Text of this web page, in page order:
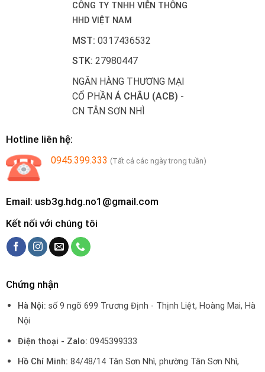
CÔNG TY TNHH VIỄN THÔNG
HHD VIỆT NAM
MST: 0317436532
STK: 27980447
NGÂN HÀNG THƯƠNG MẠI
CỔ PHẦN Á CHÂU (ACB) -
CN TÂN SƠN NHÌ
Hotline liên hệ:
0945.399.333 (Tất cả các ngày trong tuần)
Email: usb3g.hdg.no1@gmail.com
Kết nối với chúng tôi
Chứng nhận
Hà Nội:số 9 ngõ 699 Trương Định - Thịnh Liệt, Hoàng Mai, Hà
Nội
Điện thoại - Zalo: 0945399333
Hồ Chí Minh: 84/48/14 Tân Sơn Nhì, phường Tân Sơn Nhì,